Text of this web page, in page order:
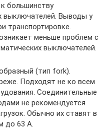
большинству
выключателей. Выводы у
транспортировке.
меньше проблем с
выключателей.
(тип fork).
Подходят не ко всем
Соединительные
не рекомендуется
Обычно их ставят в
до 63 А.